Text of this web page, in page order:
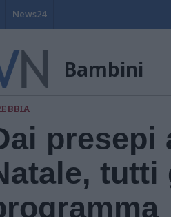
News24
Bambini
presepi
tutti